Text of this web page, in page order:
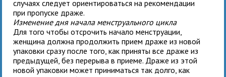
случаях следует ориентироваться на рекомендации
при пропуске драже.
Изменение дня начала менструального цикла
Для того чтобы отсрочить начало менструации,
женщина должна продолжить прием драже из новой
упаковкисразу после того, как приняты все драже из
предыдущей, без перерыва в приеме. Драже из этой
новой упаковки может приниматься так долго, как